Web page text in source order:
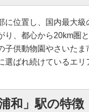
に位置し、国内最大
り、都心から20km圏
子供動物園やさいた
ばれ続けているエリ
和」駅の特徴